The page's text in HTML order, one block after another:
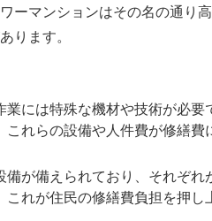
ーマンションはその名の通り
ります。
には特殊な機材や技術が必要
れらの設備や人件費が修繕費
が備えられており、それぞ
れが住民の修繕費負担を押し